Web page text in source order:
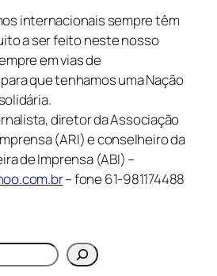
internacionais sempre têm
a ser feito neste nosso
em vias de
que tenhamos uma Nação
diretor da Associação
(ARI) e conselheiro da
de Imprensa (ABI) –
– fone 61-981174488